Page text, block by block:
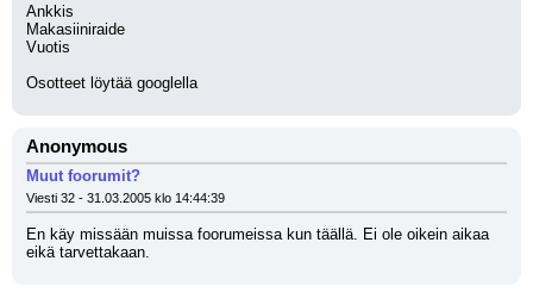
Ankkis
Makasiiniraide
Vuotis
Osotteet löytää googlella
Anonymous
Muut foorumit?
Viesti 32 - 31.03.2005 klo 14:44:39
En käy missään muissa foorumeissa kun täällä. Ei ole oikein aikaa
eikä tarvettakaan.